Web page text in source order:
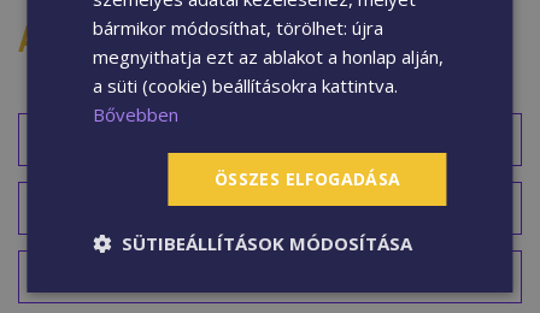
AJÁNLATKÉRÉS
bármikor módosíthat, törölhet: újra
megnyithatja ezt az ablakot a honlap alján,
a süti (cookie) beállításokra kattintva.
Bővebben
ÖSSZES ELFOGADÁSA
SÜTIBEÁLLÍTÁSOK MÓDOSÍTÁSA